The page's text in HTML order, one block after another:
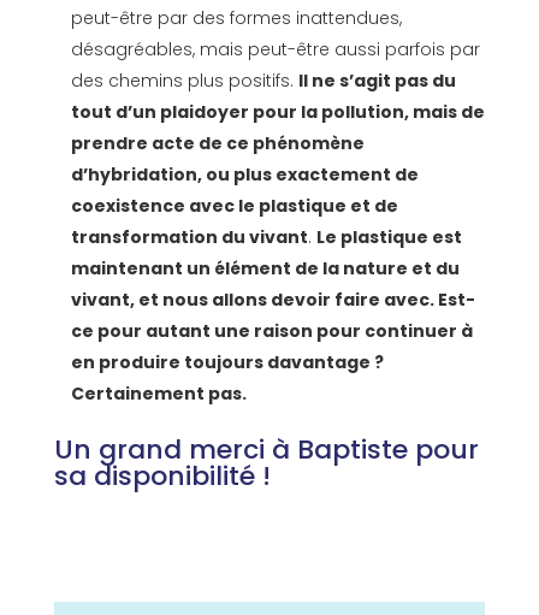
peut-être par des formes inattendues,
désagréables, mais peut-être aussi parfois par
des chemins plus positifs. Il ne s’agit pas du
tout d’un plaidoyer pour la pollution, mais de
prendre acte de ce phénomène
d’hybridation, ou plus exactement de
coexistence avec le plastique et de
transformation du vivant. Le plastique est
maintenant un élément de la nature et du
vivant, et nous allons devoir faire avec. Est-
ce pour autant une raison pour continuer à
en produire toujours davantage ?
Certainement pas.
Un grand merci à Baptiste pour
sa disponibilité !